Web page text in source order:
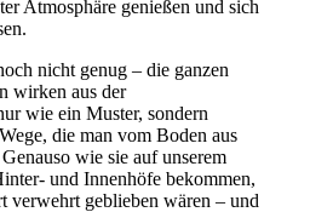
Atmosphäre genießen und sich
nicht genug – die ganzen
wirken aus der
wie ein Muster, sondern
die man vom Boden aus
wie sie auf unserem
und Innenhöfe bekommen,
verwehrt geblieben wären – und